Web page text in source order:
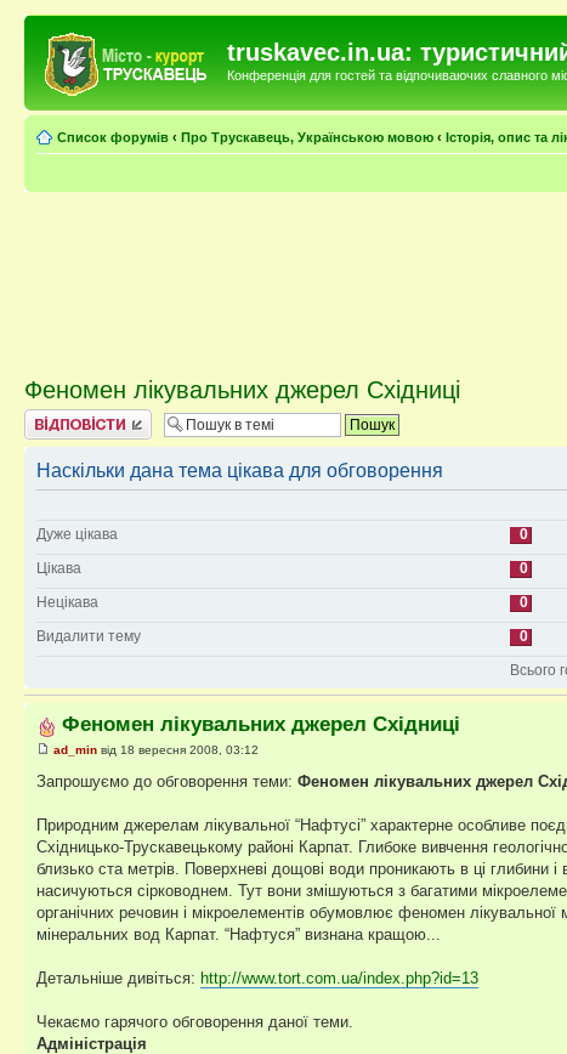
truskavec.in.ua:
Конференція для гостей та відпочиваючих славного
Список форумів ‹ Про Трускавець, Українською мовою ‹ Історія, опис та
Феномен лікувальних джерел Східниці
Відповісти
Наскільки дана тема цікава для обговорення
Дуже цікава 0
Цікава
0
Нецікава
0
Видалити тему
0
Всього
Феномен лікувальних джерел Східниці
ad_min від 18 вересня 2008, 03:12
Запрошуємо до обговорення теми: Феномен лікувальних джерел
Природним джерелам лікувальної “Нафтусі” характерне особливе
Східницько-Трускавецькому районі Карпат. Глибоке вивчення
близько ста метрів. Поверхневі дощові води проникають в ці глибини
насичуються сірководнем. Тут вони змішуються з багатими
органічних речовин і мікроелементів обумовлює феномен
мінеральних вод Карпат. “Нафтуся” визнана кращою...
Детальніше дивіться: http://www.tort.com.ua/index.php?id=13
Чекаємо гарячого обговорення даної теми.
Адміністрація